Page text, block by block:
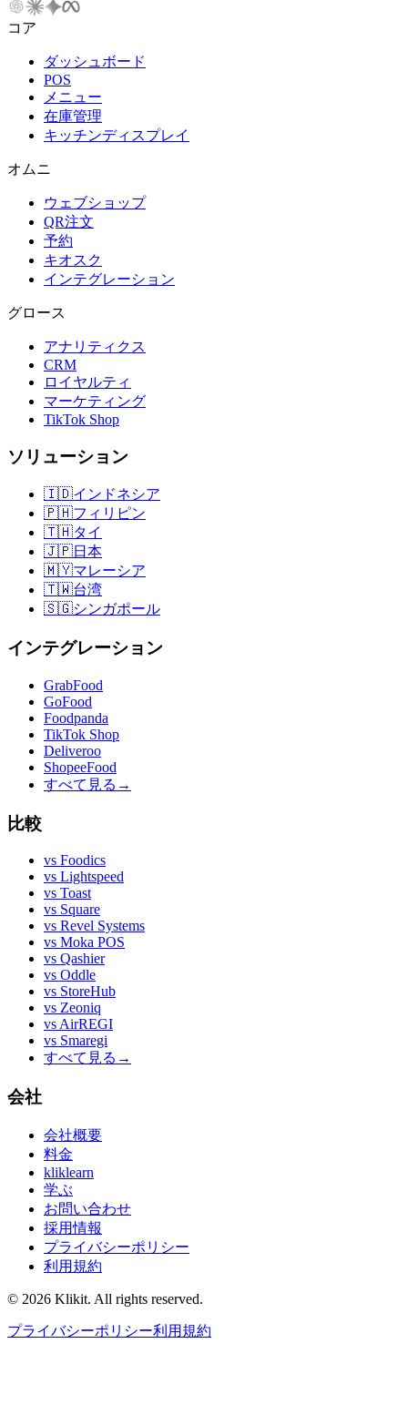
コア
ダッシュボード
POS
メニュー
在庫管理
キッチンディスプレイ
オムニ
ウェブショップ
QR注文
予約
キオスク
インテグレーション
グロース
アナリティクス
CRM
ロイヤルティ
マーケティング
TikTok Shop
ソリューション
🇮🇩インドネシア
🇵🇭フィリピン
🇹🇭タイ
🇯🇵日本
🇲🇾マレーシア
🇹🇼台湾
🇸🇬シンガポール
インテグレーション
GrabFood
GoFood
Foodpanda
TikTok Shop
Deliveroo
ShopeeFood
すべて見る →
比較
vs Foodics
vs Lightspeed
vs Toast
vs Square
vs Revel Systems
vs Moka POS
vs Qashier
vs Oddle
vs StoreHub
vs Zeoniq
vs AirREGI
vs Smaregi
すべて見る →
会社
会社概要
料金
kliklearn
学ぶ
お問い合わせ
採用情報
プライバシーポリシー
利用規約
© 2026 Klikit. All rights reserved.
プライバシーポリシー利用規約